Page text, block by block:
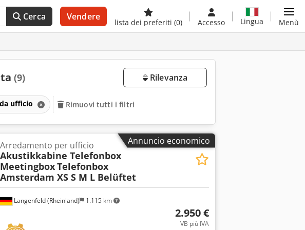
Cerca Vendere
lista dei preferiti (0) Accesso Lingua Menù
(9) Rilevanza
ufficio Rimuovi tutti i filtri
Annuncio economico
Langenfeld (Rheinland) 1.115 km
Arredamento per ufficio
Akustikkabine Telefonbox
MeetingboxTelefonbox
Amsterdam XS S M L Belüftet
2.950 €
VB più IVA